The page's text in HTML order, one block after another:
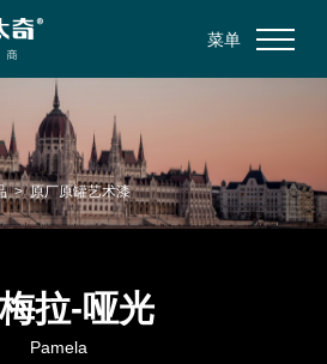
菜单
>原厂原罐艺术漆
拉-哑光
Pamela